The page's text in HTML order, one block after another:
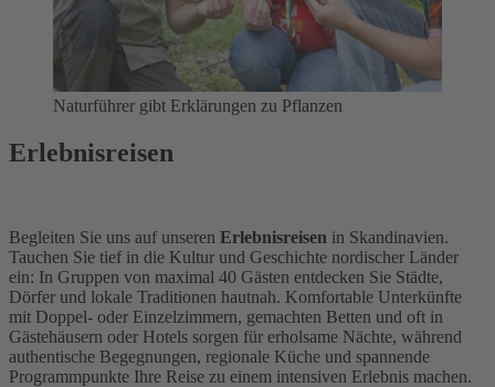
Naturführer gibt Erklärungen zu Pflanzen
Erlebnisreisen
Begleiten Sie uns auf unseren Erlebnisreisen in Skandinavien.
Tauchen Sie tief in die Kultur und Geschichte nordischer Länder
ein: In Gruppen von maximal 40 Gästen entdecken Sie Städte,
Dörfer und lokale Traditionen hautnah. Komfortable Unterkünfte
mit Doppel- oder Einzelzimmern, gemachten Betten und oft in
Gästehäusern oder Hotels sorgen für erholsame Nächte, während
authentische Begegnungen, regionale Küche und spannende
Programmpunkte Ihre Reise zu einem intensiven Erlebnis machen.